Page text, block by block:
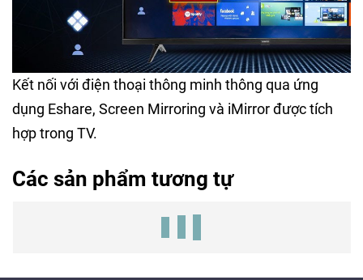
Kết nối với điện thoại thông minh thông qua ứng
dụng Eshare, Screen Mirroring và iMirror được tích
hợp trong TV.
Các sản phẩm tương tự